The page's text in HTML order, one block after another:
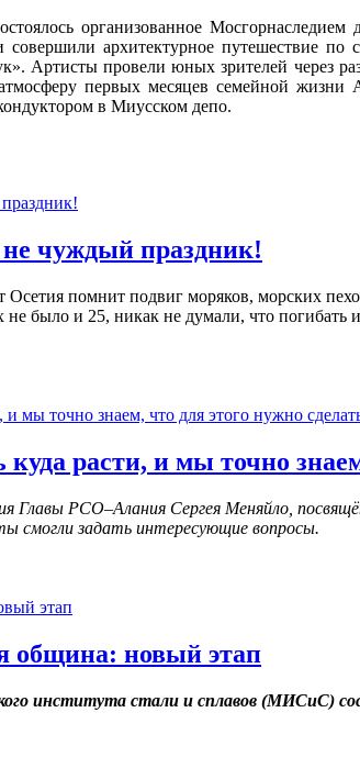
организованное
совершили архитектурное путешествие
Артисты провели юных зрителей через
первых месяцев семейной
в Миусском депо.
чуждый праздник!
Осетия помнит подвиг моряков, морских
было и 25, никак не думали, что погибать
расти, и мы точно
Главы РСО–Алания Сергея Меняйло,
смогли задать интересующие вопросы.
община: новый этап
института стали и сплавов (МИСиС)